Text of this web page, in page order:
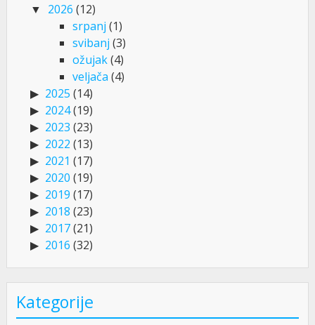
2026 (12)
srpanj (1)
svibanj (3)
ožujak(4)
veljača (4)
2025 (14)
2024(19)
2023 (23)
2022 (13)
2021 (17)
2020 (19)
2019 (17)
2018 (23)
2017(21)
2016 (32)
Kategorije